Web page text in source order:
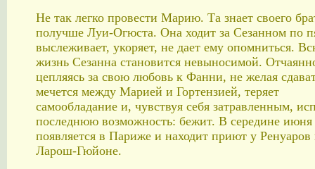
Не так легко провести Марию. Та знает своего
получше Луи-Огюста. Она ходит за Сезанном по
выслеживает, укоряет, не дает ему опомниться.
жизнь Сезанна становится невыносимой.
цепляясь за свою любовь к Фанни, не желая
мечется между Марией и Гортензией, теряет
самообладание и, чувствуя себя затравленным,
последнюю возможность: бежит. В середине июня
появляется в Париже и находит приют у Ренуаров
Ларош-Гюйоне.